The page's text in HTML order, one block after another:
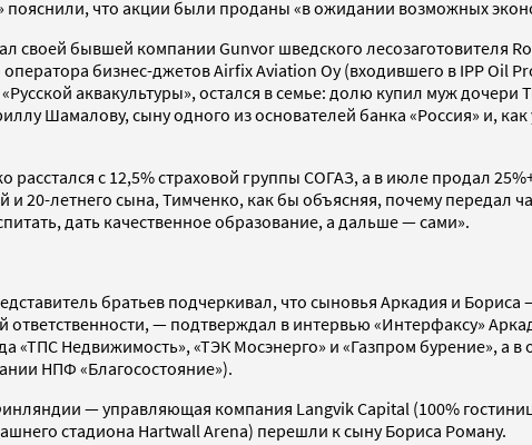
что акции были проданы «в ожидании возможных
своей бывшей компании Gunvor шведского лесозаготовителя
бизнес-джетов Airfix Aviation Oy (входившего в IPP Oil
аквакультуры», остался в семье: долю купил муж
Шамалову, сыну одного из основателей банка «Россия» и,
расстался с 12,5% страховой группы СОГАЗ, а в июле продал
20-летнего сына, Тимченко, как бы объясняя, почему передал
дать качественное образование, а дальше — сами».
братьев подчеркивал, что сыновья Аркадия и
— подтверждал в интервью «Интерфаксу»
Недвижимость», «ТЭК Мосэнерго» и «Газпром бурение», а в
НПФ «Благосостояние»).
— управляющая компания Langvik Capital (100%
стадиона Hartwall Arena) перешли к сыну Бориса Роману.